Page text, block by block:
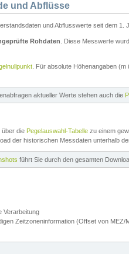
und Abflüsse
und Abflusswerte seit dem 1.
Rohdaten . Diese Messwerte
. Für absolute Höhenangaben
aktueller Werte stehen auch die
über die Pegelauswahl-Tabelle zu einem
der historischen Messdaten unterhalb
führt Sie durch den gesamten
Verarbeitung
Zeitzoneninformation (Offset von MEZ/